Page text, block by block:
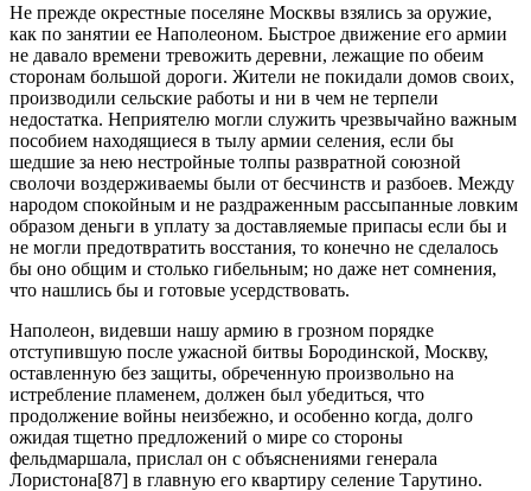
Не прежде окрестные поселяне Москвы взялись за оружие,
как по занятии ее Наполеоном. Быстрое движение его армии
не давало времени тревожить деревни, лежащие по обеим
сторонам большой дороги. Жители не покидали домов своих,
производили сельские работы и ни в чем не терпели
недостатка. Неприятелю могли служить чрезвычайно важным
пособием находящиеся в тылу армии селения, если бы
шедшие за нею нестройные толпы развратной союзной
сволочи воздерживаемы были от бесчинств и разбоев. Между
народом спокойным и не раздраженным рассыпанные ловким
образом деньги в уплату за доставляемые припасы если бы и
не могли предотвратить восстания, то конечно не сделалось
бы оно общим и столько гибельным; но даже нет сомнения,
что нашлись бы и готовые усердствовать.
Наполеон, видевши нашу армию в грозном порядке
отступившую после ужасной битвы Бородинской, Москву,
оставленную без защиты, обреченную произвольно на
истребление пламенем, должен был убедиться, что
продолжение войны неизбежно, и особенно когда, долго
ожидая тщетно предложений о мире со стороны
фельдмаршала, прислал он с объяснениями генерала
Лористона[87] в главную его квартиру селение Тарутино.